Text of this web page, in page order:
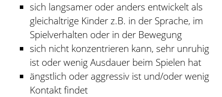
sich langsamer oder anders entwickelt als
gleichaltrige Kinder z.B. in der Sprache, im
Spielverhalten oder in der Bewegung
sich nicht konzentrieren kann, sehr unruhig
ist oder wenig Ausdauer beim Spielen hat
ängstlich oder aggressiv ist und/oder wenig
Kontakt findet